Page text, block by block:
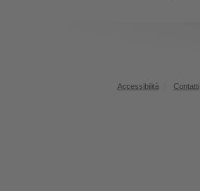
Accessibilità Contatti